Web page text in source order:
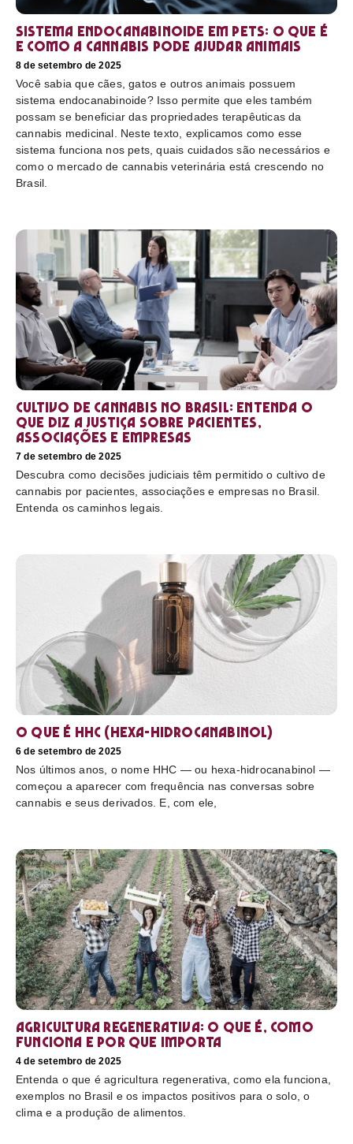
Sistema endocanabinoide em pets: o que é
e como a cannabis pode ajudar animais
8 de setembro de 2025
Você sabia que cães, gatos e outros animais possuem
sistema endocanabinoide? Isso permite que eles também
possam se beneficiar das propriedades terapêuticas da
cannabis medicinal. Neste texto, explicamos como esse
sistema funciona nos pets, quais cuidados são necessários e
como o mercado de cannabis veterinária está crescendo no
Brasil.
Cultivo de cannabis no Brasil: entenda o
que diz a Justiça sobre pacientes,
associações e empresas
7 de setembro de 2025
Descubra como decisões judiciais têm permitido o cultivo de
cannabis por pacientes, associações e empresas no Brasil.
Entenda os caminhos legais.
O que é HHC (hexa-hidrocanabinol)
6 de setembro de 2025
Nos últimos anos, o nome HHC — ou hexa-hidrocanabinol —
começou a aparecer com frequência nas conversas sobre
cannabis e seus derivados. E, com ele,
Agricultura regenerativa: o que é, como
funciona e por que importa
4 de setembro de 2025
Entenda o que é agricultura regenerativa, como ela funciona,
exemplos no Brasil e os impactos positivos para o solo, o
clima e a produção de alimentos.